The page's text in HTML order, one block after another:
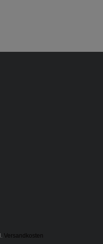
Versandkosten